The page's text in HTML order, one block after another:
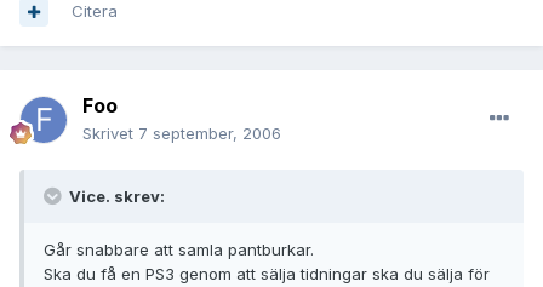
Citera
Foo
Skrivet 7 september, 2006
Vice. skrev:
Går snabbare att samla pantburkar.
Ska du få en PS3 genom att sälja tidningar ska du sälja för